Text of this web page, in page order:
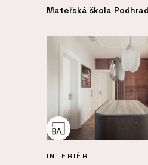
Mateřská škola
INTERIÉR